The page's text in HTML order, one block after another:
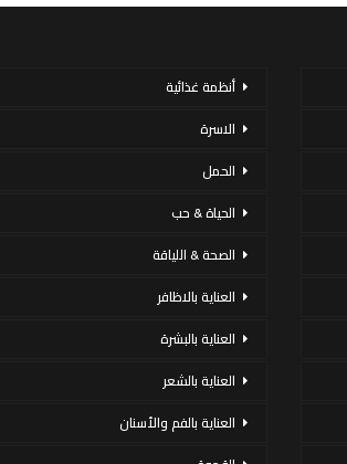
أنظمة غذائية
الاسرة
الحمل
الحياة & حب
الصحة & اللياقة
العناية بالاظافر
العناية بالبشرة
العناية بالشعر
العناية بالفم والأسنان